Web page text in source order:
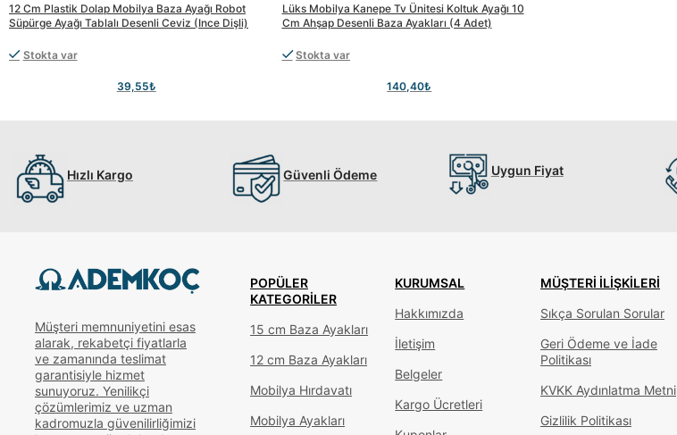
12 Cm Plastik Dolap Mobilya Baza Ayağı Robot
Süpürge Ayağı Tablalı Desenli Ceviz (ince Dişli)
Stokta var
39,55₺
Lüks Mobilya Kanepe Tv Ünitesi Koltuk Ayağı 10
Cm Ahşap Desenli Baza Ayakları (4 Adet)
Stokta var
140,40₺
Hızlı Kargo Güvenli Ödeme Uygun Fiyat
Müşteri memnuniyetini esas
alarak, rekabetçi fiyatlarla
ve zamanında teslimat
garantisiyle hizmet
sunuyoruz. Yenilikçi
çözümlerimiz ve uzman
kadromuzla güvenilirliğimizi
POPÜLER
KATEGORILER
15 cm Baza Ayakları
12 cm Baza Ayakları
Mobilya Hırdavatı
Mobilya Ayakları
KURUMSAL
Hakkımızda
İletişim
Belgeler
Kargo Ücretleri
MÜŞTERI İLIŞKILERI
Sıkça Sorulan Sorular
Geri Ödeme ve İade
Politikası
KVKK Aydınlatma Metni
Gizlilik Politikası